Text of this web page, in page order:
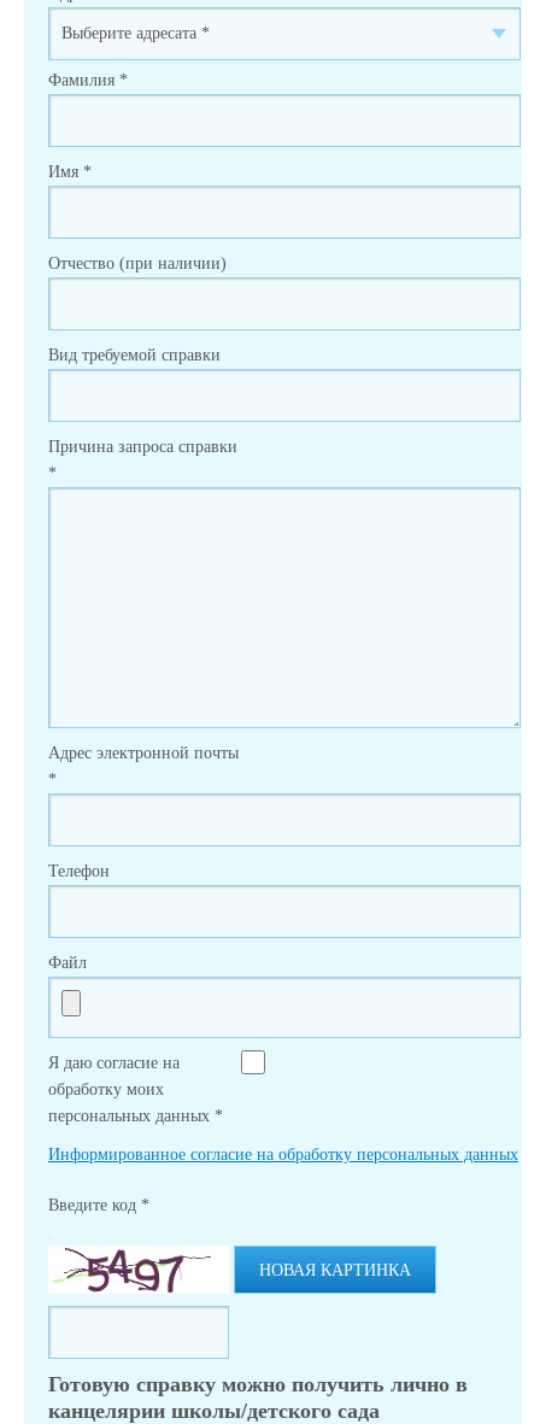
Фамилия *
Имя *
Отчество (при наличии)
Вид требуемой справки
Причина запроса справки
*
Адрес электронной почты
*
Телефон
Файл
Я даю согласие на
обработку моих
персональных данных *
Информированное согласие на обработку персональных данных
Введите код *
НОВАЯ КАРТИНКА
Готовую справку можно получить лично в
канцелярии школы/детского сада